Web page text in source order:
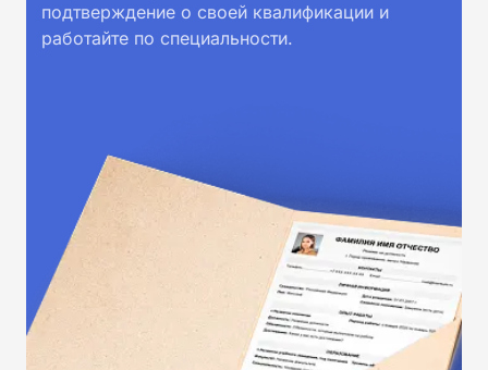
подтверждение о своей квалификации и
работайте по специальности.